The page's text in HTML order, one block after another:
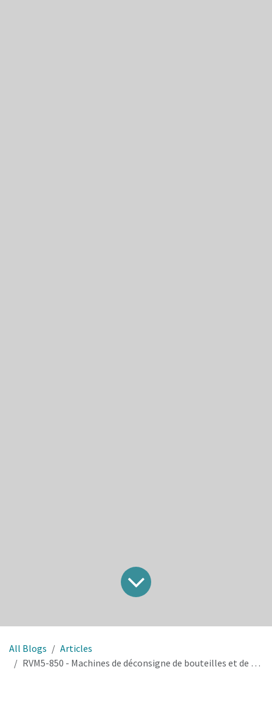
All Blogs
Articles
RVM5-850 - Machines de déconsigne de bouteilles et de canettes